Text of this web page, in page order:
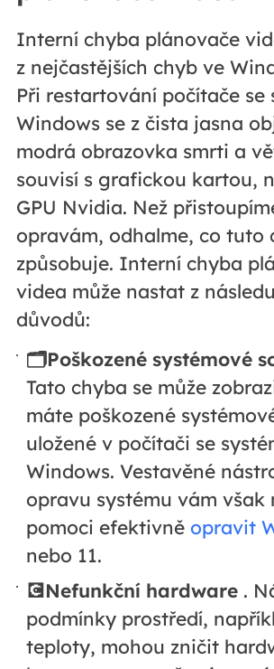
Interní chyba plánovače
z nejčastějších chyb ve
Při restartování počítače se
Windows se z čista jasna
modrá obrazovka smrti a
souvisí s grafickou kartou,
GPU Nvidia. Než
opravám, odhalme, co tuto
způsobuje. Interní chyba
videa může nastat z
důvodů:
🗂️Poškozené systémové
Tato chyba se může
máte poškozené
uložené v počítači se
Windows. Vestavěné
opravu systému vám však
pomoci efektivněopravit
nebo 11.
💽Nefunkční hardware .
podmínky prostředí,
teploty, mohou zničit